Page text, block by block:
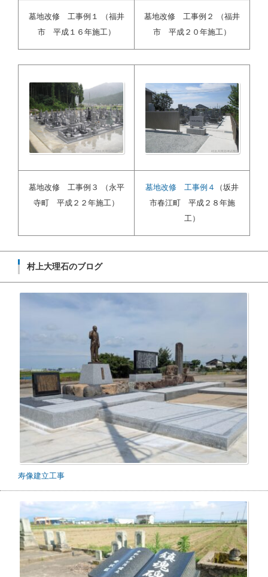
墓地改修 工事例１ （福井
市 平成１６年施工）
墓地改修 工事例２ （福井
市 平成２０年施工）
墓地改修 工事例３ （永平
寺町 平成２２年施工）
墓地改修 工事例４
（坂井
市春江町 平成２８年施
工）
村上大理石のブログ
寿像建立工事